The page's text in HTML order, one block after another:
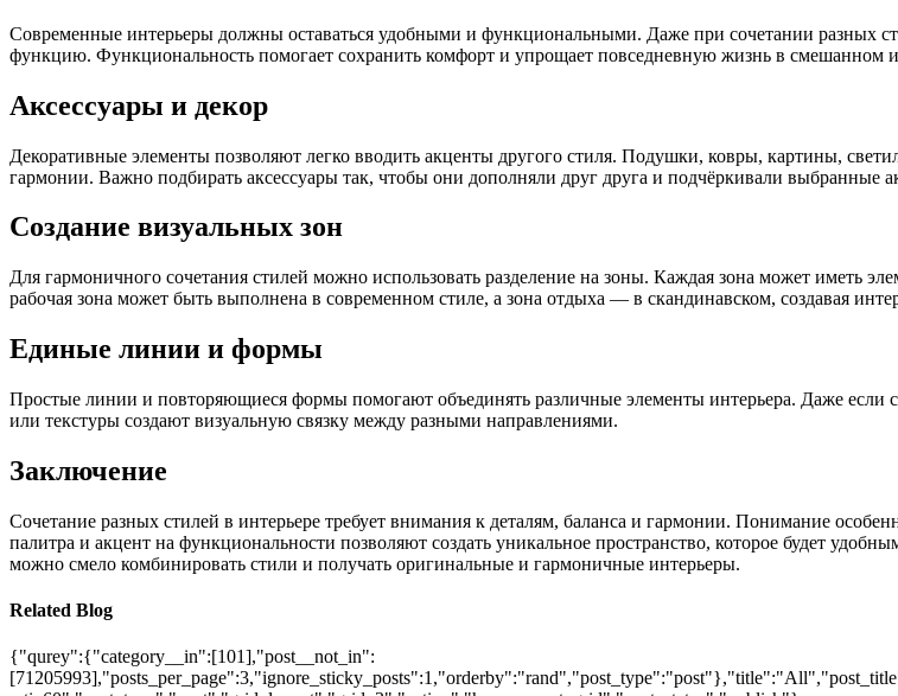
Современные интерьеры должны оставаться удобными и функциональными. Даже при сочетании разных
функцию. Функциональность помогает сохранить комфорт и упрощает повседневную жизнь в смешанном
Аксессуары и декор
Декоративные элементы позволяют легко вводить акценты другого стиля. Подушки, ковры, картины,
гармонии. Важно подбирать аксессуары так, чтобы они дополняли друг друга и подчёркивали выбранные
Создание визуальных зон
Для гармоничного сочетания стилей можно использовать разделение на зоны. Каждая зона может иметь
рабочая зона может быть выполнена в современном стиле, а зона отдыха — в скандинавском, создавая
Единые линии и формы
Простые линии и повторяющиеся формы помогают объединять различные элементы интерьера. Даже если
или текстуры создают визуальную связку между разными направлениями.
Заключение
Сочетание разных стилей в интерьере требует внимания к деталям, баланса и гармонии. Понимание
палитра и акцент на функциональности позволяют создать уникальное пространство, которое будет
можно смело комбинировать стили и получать оригинальные и гармоничные интерьеры.
Related Blog
{"qurey":{"category__in":[101],"post__not_in":